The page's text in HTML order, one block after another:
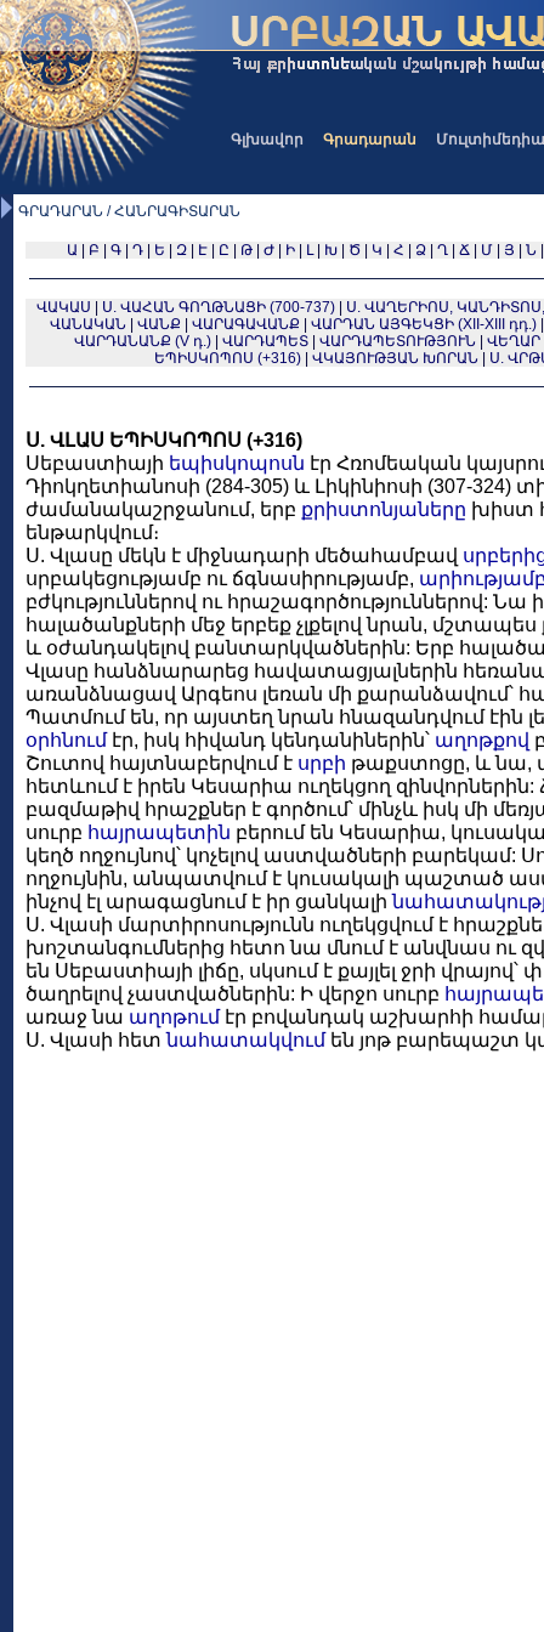
Գլխավոր Գրադարան Մուլտիմեդիա
ԳՐԱԴԱՐԱՆ / ՀԱՆՐԱԳԻՏԱՐԱՆ
Ա Բ Գ Դ Ե Զ Է Ը Թ Ժ Ի Լ| Խ Ծ Կ Հ Ձ Ղ Ճ Մ Յ Ն
ՎԱԿԱՍ Ս. ՎԱՀԱՆ ԳՈՂԹՆԱՑԻ (700-737)
Ս. ՎԱՂԵՐԻՈՍ,
ՎԱՆԱԿԱՆ
ՎԱՆՔ ՎԱՐԱԳԱՎԱՆՔ ՎԱՐԴԱՆ ԱՅԳԵԿՑԻ (XII-XIII դդ.)
ՎԱՐԴԱՆԱՆՔ (V դ.)
ՎԱՐԴԱՊԵՏ ՎԱՐԴԱՊԵՏՈՒԹՅՈՒՆ ՎԵՂԱՐ
ԵՊԻՍԿՈՊՈՍ (+316)| ՎԿԱՅՈՒԹՅԱՆ ԽՈՐԱՆ Ս.
Ս. ՎԼԱՍ ԵՊԻՍԿՈՊՈՍ (+316)
Սեբաստիայի եպիսկոպոսն էր Հռոմեական
Դիոկղետիանոսի (284-305) և Լիկինիոսի (307-324)
ժամանակաշրջանում, երբ քրիստոնյաները խիստ
ենթարկվում։
Ս. Վլասը մեկն է միջնադարի մեծահամբավ
սրբակեցությամբ ու ճգնասիրությամբ,
բժկություններով ու հրաշագործություններով:
հալածանքների մեջ երբեք չլքելով նրան,
և օժանդակելով բանտարկվածներին: Երբ
Վլասը հանձնարարեց հավատացյալներին հեռանալ
առանձնացավ Արգեոս լեռան մի քարանձավում՝
Պատմում են, որ այստեղ նրան հնազանդվում էին
օրհնումէր, իսկ հիվանդ կենդանիներին՝ աղոթքով
Շուտով հայտնաբերվում է սրբի թաքստոցը, և նա,
հետևում է իրեն Կեսարիա ուղեկցող
բազմաթիվ հրաշքներ է գործում՝ մինչև իսկ մի
սուրբ հայրապետին բերում են Կեսարիա,
կեղծ ողջույնով՝ կոչելով աստվածների
ողջույնին, անպատվում է կուսակալի պաշտած
ինչով էլ արագացնում է իր ցանկալի
Ս. Վլասի մարտիրոսությունն ուղեկցվում է
խոշտանգումներից հետո նա մնում է անվնաս ու
են Սեբաստիայի լիճը, սկսում է քայլել ջրի
ծաղրելով չաստվածներին: Ի վերջո սուրբ
առաջ նա աղոթումէր բովանդակ աշխարհի
Ս. Վլասի հետնահատակվումեն յոթ բարեպաշտ